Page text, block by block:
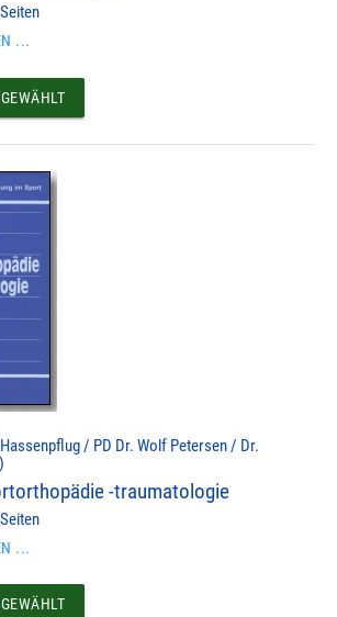
...
/ PD Dr. Wolf Petersen / Dr.
-traumatologie
...